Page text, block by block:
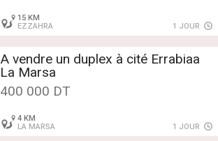
15 KM
EZZAHRA
1 JOUR
A vendre un duplex à cité Errabiaa
La Marsa
400 000 DT
4 KM
LA MARSA
1 JOUR